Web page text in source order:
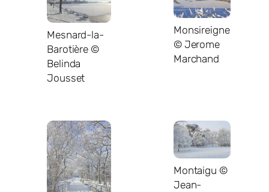
Mesnard-la-
Barotière ©
Belinda
Jousset
Monsireigne
© Jerome
Marchand
Montaigu ©
Jean-